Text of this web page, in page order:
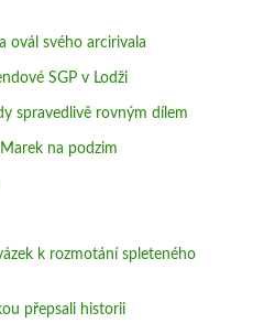
ovál svého arcirivala
SGP v Lodži
spravedlivě rovným dílem
na podzim
k rozmotání spleteného
přepsali historii